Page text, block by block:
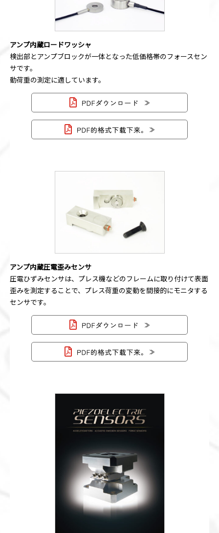
アンプ内蔵ロードワッシャ
検出部とアンプブロックが一体となった低価格帯のフォースセン
サです。
動荷重の測定に適しています。
アンプ内蔵圧電歪みセンサ
圧電ひずみセンサは、プレス機などのフレームに取り付けて表面
歪みを測定することで、プレス荷重の変動を間接的にモニタする
センサです。